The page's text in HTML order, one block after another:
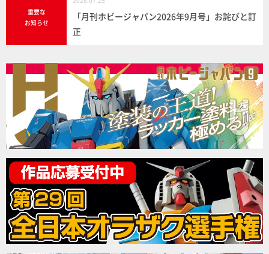
重要な
お知らせ
「月刊ホビージャパン2026年9月号」お詫びと訂
正